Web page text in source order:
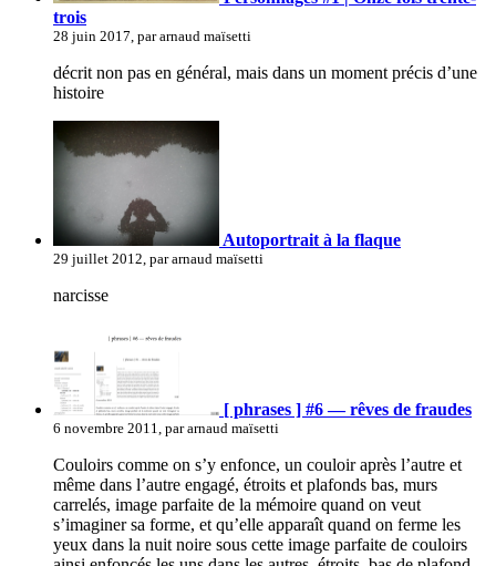
trois
28 juin 2017, par arnaud maïsetti
décrit non pas en général, mais dans un moment précis d’une
histoire
Autoportrait à la flaque
29 juillet 2012, par arnaud maïsetti
narcisse
[ phrases ] #6 — rêves de fraudes
6 novembre 2011, par arnaud maïsetti
Couloirs comme on s’y enfonce, un couloir après l’autre et
même dans l’autre engagé, étroits et plafonds bas, murs
carrelés, image parfaite de la mémoire quand on veut
s’imaginer sa forme, et qu’elle apparaît quand on ferme les
yeux dans la nuit noire sous cette image parfaite de couloirs